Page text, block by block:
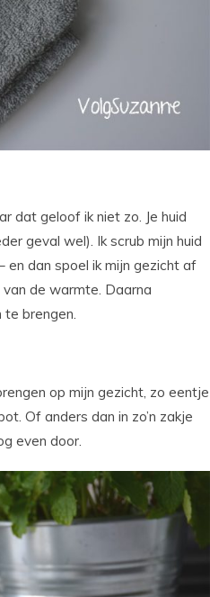
dat geloof ik niet zo. Je huid
geval wel). Ik scrub mijn huid
en dan spoel ik mijn gezicht af
de warmte. Daarna
te brengen.
op mijn gezicht, zo eentje
Of anders dan in zo’n zakje
even door.